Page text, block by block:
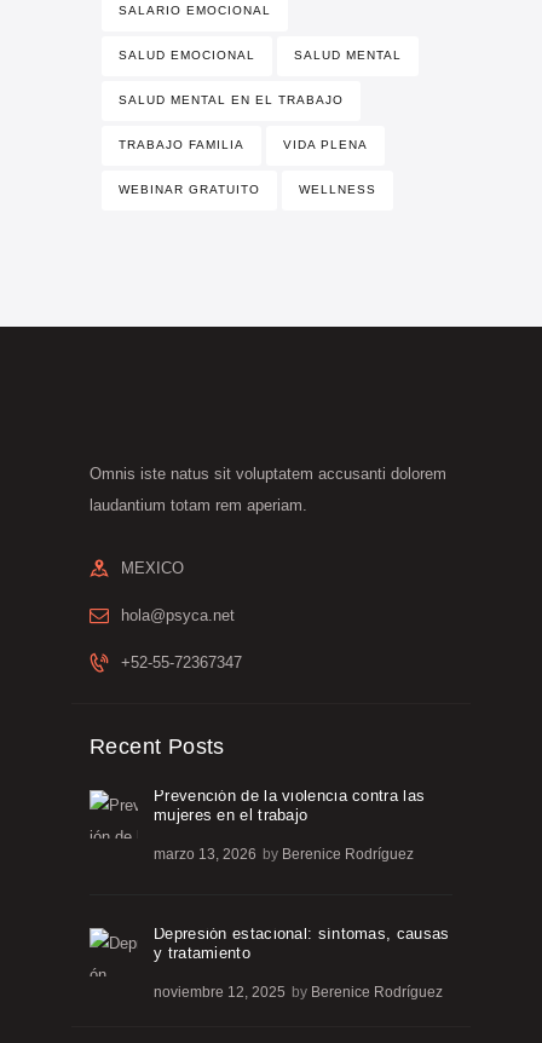
SALARIO EMOCIONAL
SALUD EMOCIONAL SALUD MENTAL
SALUD MENTAL EN EL TRABAJO
TRABAJO FAMILIA VIDA PLENA
WEBINAR GRATUITO WELLNESS
Omnis iste natus sit voluptatem accusanti dolorem
laudantium totam rem aperiam.
MEXICO
hola@psyca.net
+52-55-72367347
Recent Posts
Prevención de la violencia contra las
mujeres en el trabajo
marzo 13, 2026 by Berenice Rodríguez
Depresión estacional: síntomas, causas
y tratamiento
noviembre 12, 2025 by Berenice Rodríguez